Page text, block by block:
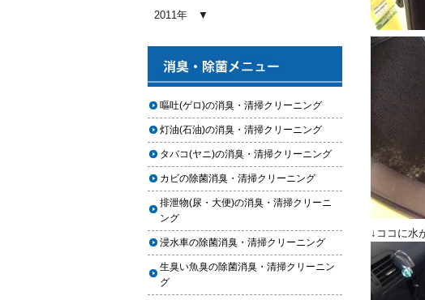
↓ココに水
別に徹底比較
2026.01.02
ヘッドライト黄ばみ取りの料金相
場｜イエローハット・オートバッ
クス・専門店を徹底比較【2026年
版】
2026.01.01
【2026年版】イエローハットのカ
ーフィルム料金はいくら？施工内
容・相場・安くするコツ
2025.12.05
車のヘッドライト交換のタイミン
グと費用
2011年
嘔吐(ゲロ)の消臭・清掃クリーニング
灯油(石油)の消臭・清掃クリーニング
タバコ(ヤニ)の消臭・清掃クリーニング
カビの除菌消臭・清掃クリーニング
排泄物(尿・大便)の消臭・清掃クリーニ
ング
浸水車の除菌消臭・清掃クリーニング
生臭い魚臭の除菌消臭・清掃クリーニン
グ